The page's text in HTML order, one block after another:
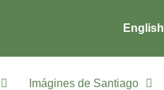
English
Imágines de Santiago